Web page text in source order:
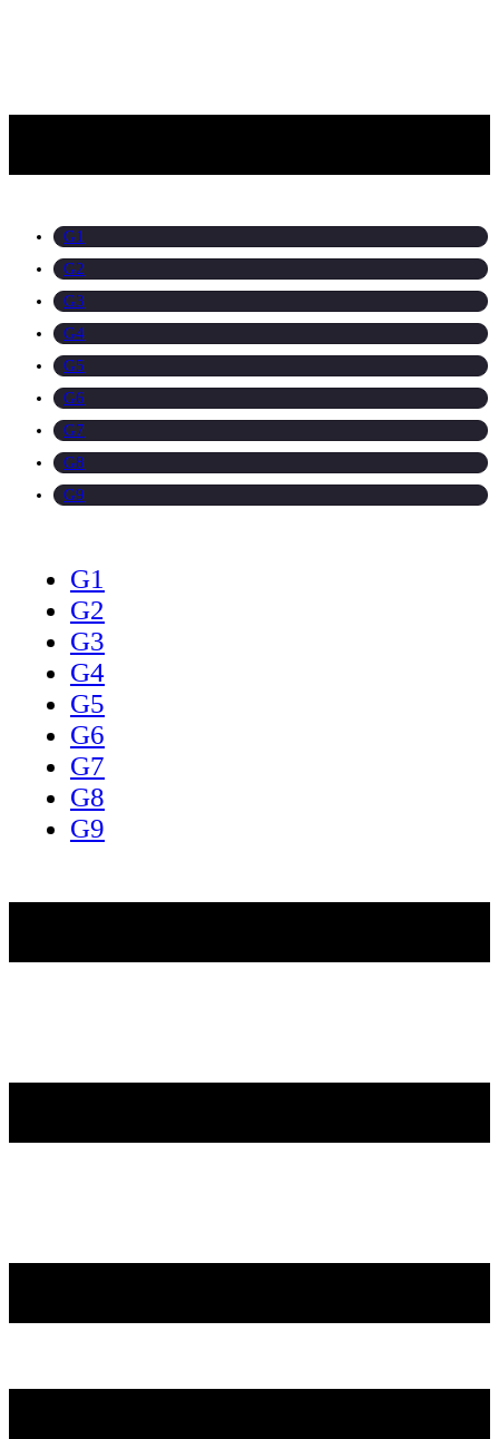
G1
G2
G3
G4
G5
G6
G7
G8
G9
G1
G2
G3
G4
G5
G6
G7
G8
G9